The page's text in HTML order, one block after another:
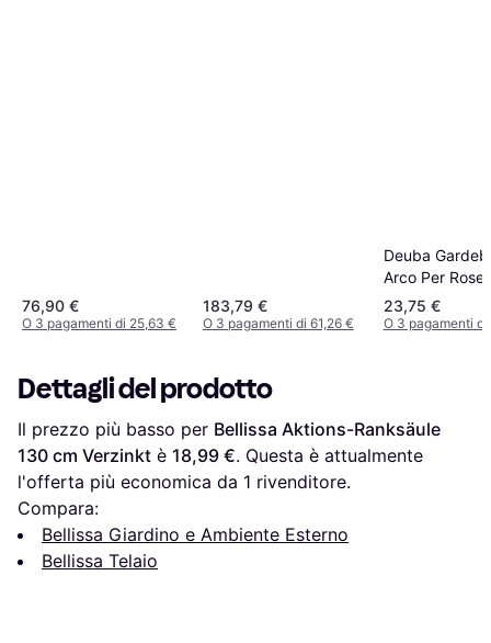
76,90 €
O 3 pagamenti di 25,63 €
183,79 €
O 3 pagamenti di 61,26 €
Deuba
Arco Per Rose
Nero 200 x
23,75 €
O 3 pagamenti di
Dettagli del prodotto
Il prezzo più basso per Bellissa Aktions-Ranksäule
130 cm Verzinkt è 18,99 €. Questa è attualmente
l'offerta più economica da 1 rivenditore.
Compara:
Bellissa Giardino e Ambiente Esterno
Bellissa Telaio